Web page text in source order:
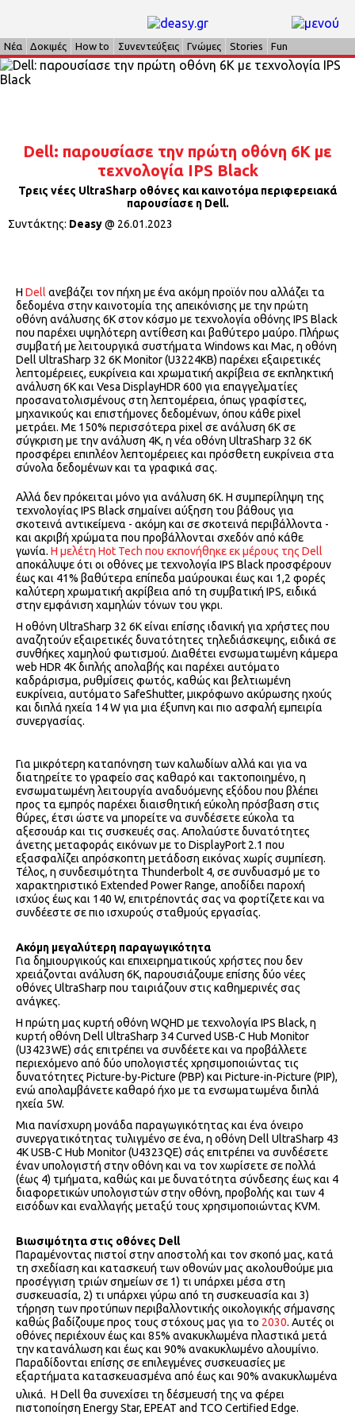
Νέα Δοκιμές How to Συνεντεύξεις Γνώμες Stories Fun
Dell: παρουσίασε την πρώτη οθόνη 6Κ με
τεχνολογία IPS Black
Τρεις νέες UltraSharp οθόνες και καινοτόμα περιφερειακά
παρουσίασε η Dell.
Συντάκτης: Deasy@ 26.01.2023
Η Dell ανεβάζει τον πήχη με ένα ακόμη προϊόν που αλλάζει τα
δεδομένα στην καινοτομία της απεικόνισης με την πρώτη
οθόνη ανάλυσης 6K στον κόσμο με τεχνολογία οθόνης IPS Black
που παρέχει υψηλότερη αντίθεση και βαθύτερο μαύρο. Πλήρως
συμβατή με λειτουργικά συστήματα Windows και Mac, η οθόνη
Dell UltraSharp 32 6K Monitor (U3224KB) παρέχει εξαιρετικές
λεπτομέρειες, ευκρίνεια και χρωματική ακρίβεια σε εκπληκτική
ανάλυση 6K και Vesa DisplayHDR 600 για επαγγελματίες
προσανατολισμένους στη λεπτομέρεια, όπως γραφίστες,
μηχανικούς και επιστήμονες δεδομένων, όπου κάθε pixel
μετράει. Με 150% περισσότερα pixel σε ανάλυση 6K σε
σύγκριση με την ανάλυση 4K, η νέα οθόνη UltraSharp 32 6K
προσφέρει επιπλέον λεπτομέρειες και πρόσθετη ευκρίνεια στα
σύνολα δεδομένων και τα γραφικά σας.
Αλλά δεν πρόκειται μόνο για ανάλυση 6K. Η συμπερίληψη της
τεχνολογίας IPS Black σημαίνει αύξηση του βάθους για
σκοτεινά αντικείμενα - ακόμη και σε σκοτεινά περιβάλλοντα -
και ακριβή χρώματα που προβάλλονται σχεδόν από κάθε
γωνία. Η μελέτη Hot Tech που εκπονήθηκε εκ μέρους της Dell
αποκάλυψε ότι οι οθόνες με τεχνολογία IPS Black προσφέρουν
έως και 41% βαθύτερα επίπεδα μαύρουκαι έως και 1,2 φορές
καλύτερη χρωματική ακρίβεια από τη συμβατική IPS, ειδικά
στην εμφάνιση χαμηλών τόνων του γκρι.
Η οθόνη UltraSharp 32 6K είναι επίσης ιδανική για χρήστες που
αναζητούν εξαιρετικές δυνατότητες τηλεδιάσκεψης, ειδικά σε
συνθήκες χαμηλού φωτισμού. Διαθέτει ενσωματωμένη κάμερα
web HDR 4K διπλής απολαβής και παρέχει αυτόματο
καδράρισμα, ρυθμίσεις φωτός, καθώς και βελτιωμένη
ευκρίνεια, αυτόματο SafeShutter, μικρόφωνο ακύρωσης ηχούς
και διπλά ηχεία 14 W για μια έξυπνη και πιο ασφαλή εμπειρία
συνεργασίας.
Για μικρότερη καταπόνηση των καλωδίων αλλά και για να
διατηρείτε το γραφείο σας καθαρό και τακτοποιημένο, η
ενσωματωμένη λειτουργία αναδυόμενης εξόδου που βλέπει
προς τα εμπρός παρέχει διαισθητική εύκολη πρόσβαση στις
θύρες, έτσι ώστε να μπορείτε να συνδέσετε εύκολα τα
αξεσουάρ και τις συσκευές σας. Απολαύστε δυνατότητες
άνετης μεταφοράς εικόνων με το DisplayPort 2.1 που
εξασφαλίζει απρόσκοπτη μετάδοση εικόνας χωρίς συμπίεση.
Τέλος, η συνδεσιμότητα Thunderbolt 4, σε συνδυασμό με το
χαρακτηριστικό Extended Power Range, αποδίδει παροχή
ισχύος έως και 140 W, επιτρέποντάς σας να φορτίζετε και να
συνδέεστε σε πιο ισχυρούς σταθμούς εργασίας.
Ακόμη μεγαλύτερη παραγωγικότητα
Για δημιουργικούς και επιχειρηματικούς χρήστες που δεν
χρειάζονται ανάλυση 6K, παρουσιάζουμε επίσης δύο νέες
οθόνες UltraSharp που ταιριάζουν στις καθημερινές σας
ανάγκες.
Η πρώτη μας κυρτή οθόνη WQHD με τεχνολογία IPS Black, η
κυρτή οθόνη Dell UltraSharp 34 Curved USB-C Hub Monitor
(U3423WE) σάς επιτρέπει να συνδέετε και να προβάλλετε
περιεχόμενο από δύο υπολογιστές χρησιμοποιώντας τις
δυνατότητες Picture-by-Picture (PBP) και Picture-in-Picture (PIP),
ενώ απολαμβάνετε καθαρό ήχο με τα ενσωματωμένα διπλά
ηχεία 5W.
Μια πανίσχυρη μονάδα παραγωγικότητας και ένα όνειρο
συνεργατικότητας τυλιγμένο σε ένα, η οθόνη Dell UltraSharp 43
4K USB-C Hub Monitor (U4323QE) σάς επιτρέπει να συνδέσετε
έναν υπολογιστή στην οθόνη και να τον χωρίσετε σε πολλά
(έως 4) τμήματα, καθώς και με δυνατότητα σύνδεσης έως και 4
διαφορετικών υπολογιστών στην οθόνη, προβολής και των 4
εισόδων και εναλλαγής μεταξύ τους χρησιμοποιώντας KVM.
Βιωσιμότητα στις οθόνες Dell
Παραμένοντας πιστοί στην αποστολή και τον σκοπό μας, κατά
τη σχεδίαση και κατασκευή των οθονών μας ακολουθούμε μια
προσέγγιση τριών σημείων σε 1) τι υπάρχει μέσα στη
συσκευασία, 2) τι υπάρχει γύρω από τη συσκευασία και 3)
τήρηση των προτύπων περιβαλλοντικής οικολογικής σήμανσης
καθώς βαδίζουμε προς τους στόχους μας για το 2030. Αυτές οι
οθόνες περιέχουν έως και 85% ανακυκλωμένα πλαστικά μετά
την κατανάλωση και έως και 90% ανακυκλωμένο αλουμίνιο.
Παραδίδονται επίσης σε επιλεγμένες συσκευασίες με
εξαρτήματα κατασκευασμένα από έως και 90% ανακυκλωμένα
υλικά. Η Dell θα συνεχίσει τη δέσμευσή της να φέρει
πιστοποίηση Energy Star, EPEAT and TCO Certified Edge.